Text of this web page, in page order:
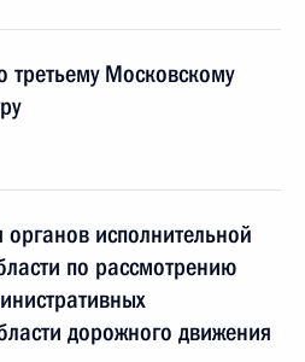
третьему Московскому
исполнительной
по рассмотрению
дорожного движения